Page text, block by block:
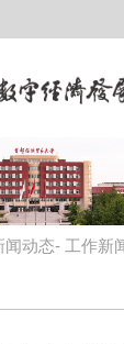
闻动态- 工作新